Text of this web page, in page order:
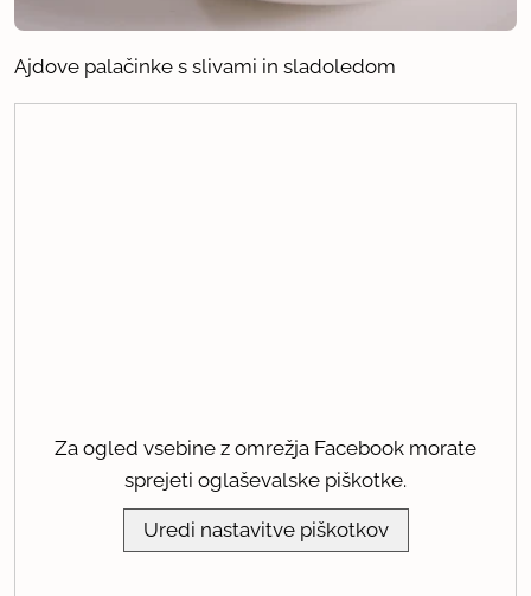
Ajdove palačinke s slivami in sladoledom
Za ogled vsebine z omrežja Facebook morate
sprejeti oglaševalske piškotke.
Uredi nastavitve piškotkov